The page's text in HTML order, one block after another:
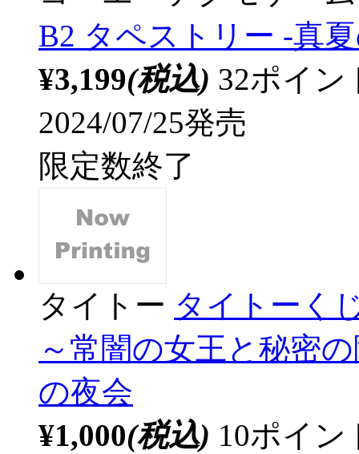
B2 タペストリー -真
¥3,199(税込) 32ポイ
2024/07/25発売
限定数終了
タイトー タイトーく
～常闇の女王と秘密
の夜会
¥1,000(税込) 10ポイ